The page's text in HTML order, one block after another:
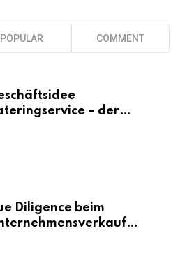
POPULAR COMMENT
– der
Diligence beim